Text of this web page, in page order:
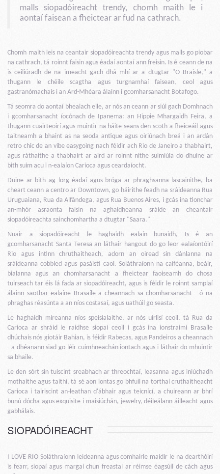
malls siopadóireacht trendy, chomh maith le i
aontaí faisean a fheictear ar fud na cathrach.
Chomh maith leis na ceantair siopadóireachta trendy agus malls go piobar
na cathrach, tá roinnt faisin agus éadaí aontaí ann freisin. Is é ceann de na
is ceiliúradh de na imeacht gach dhá mhí ar a dtugtar "O Braisle," a
thugann le chéile scagtha agus turgnamhaí faisean, ceol agus
gastranómachais i an Ard-Mhéara álainn i gcomharsanacht Botafogo.
Tá seomra do aontaí bhealach eile, ar nós an ceann ar siúl gach Domhnach
i gcomharsanacht íocónach de Ipanema: an Hippie Mhargaidh Feira, a
thugann cuairteoirí agus muintir na háite seans den scoth a fheiceáil agus
taitneamh a bhaint as na seoda antique agus oiriúnach breá i an ardán
retro chic de an vibe easygoing nach féidir ach Rio de Janeiro a thabhairt,
agus ráthaithe a thabhairt ar aird ar roinnt nithe suimiúla do dhuine ar
bith suim acu i n-ealaíon Carioca agus ceardaíocht.
Duine ar bith ag lorg éadaí agus bróga ar phraghsanna lascainithe, ba
cheart ceann a centro ar Downtown, go háirithe feadh na sráideanna Rua
Uruguaiana, Rua da Alfândega, agus Rua Buenos Aires, i gcás ina tionchar
an-mhór asraonta faisin na aghaidheanna sráide an cheantair
siopadóireachta sainchomhartha a dtugtar "Saara."
Nuair a siopadóireacht le haghaidh ealaín bunaidh, Is é an
gcomharsanacht Santa Teresa an láthair hangout do go leor ealaíontóirí
Rio agus intinn chruthaitheach, adorn an oiread sin dánlanna na
sráideanna cobbled agus pasáistí caol. Soláthraíonn na caiféanna, beáir,
bialanna agus an chomharsanacht a fheictear faoiseamh do chosa
tuirseach tar éis lá fada ar siopadóireacht, agus is féidir le roinnt samplaí
álainn saothar ealaíne Brasaíle a cheannach sa chomharsanacht - ó na
phraghas réasúnta a an níos costasaí, agus uathúil go seasta.
Le haghaidh míreanna níos speisialaithe, ar nós uirlisí ceoil, tá Rua da
Carioca ar shráid le raidhse siopaí ceoil i gcás ina ionstraimí Brasaíle
dhúchais nós giotáir Bahian, is féidir Rabecas, agus Pandeiros a cheannach
- a dhéanann siad go léir cuimhneachán iontach agus i láthair do mhuintir
sa bhaile.
Le den sórt sin tuiscint sreabhach ar threochtaí, leasanna agus iniúchadh
mothaithe agus taithí, tá sé aon iontas go bhfuil na torthaí cruthaitheacht
Carioca i tairiscint an-leathan d'ábhair agus teicnící, a chuireann ar bhrí
bunú dócha agus exquisite i maisiúchán, jewelry, déileálann áilleacht agus
gabhálais.
SIOPADÓIREACHT
I LOVE RIO Soláthraíonn leideanna agus comhairle maidir le na dearthóirí
is fearr, siopaí agus margaí chun freastal ar réimse éagsúil de cách agus